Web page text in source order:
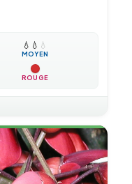
💧 💧 💧
MOYEN
ROUGE